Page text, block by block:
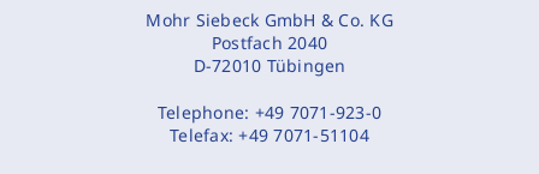
Mohr Siebeck GmbH & Co. KG
Postfach 2040
D-72010 Tübingen
Telephone: +49 7071-923-0
Telefax:+49 7071-51104